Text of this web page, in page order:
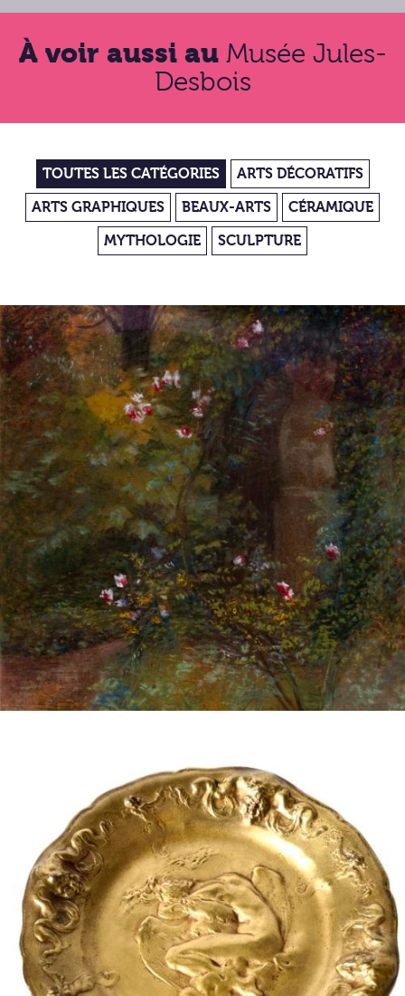
À voir aussi au Musée Jules-
Desbois
TOUTES LES CATÉGORIES ARTS DÉCORATIFS
ARTS GRAPHIQUES BEAUX-ARTS CÉRAMIQUE
MYTHOLOGIE SCULPTURE